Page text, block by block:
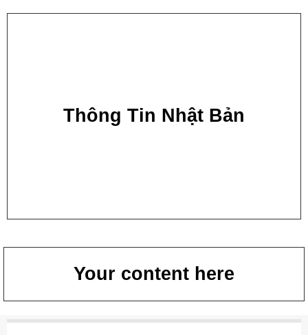
Thông Tin Nhật Bản
Your content here